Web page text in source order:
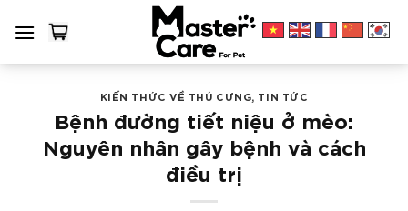
KIẾN THỨC VỀ THÚ CƯNG, TIN TỨC
Bệnh đường tiết niệu ở mèo:
Nguyên nhân gây bệnh và cách
điều trị